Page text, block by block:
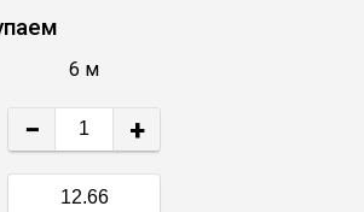
профильная
6 м
− +